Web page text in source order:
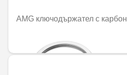
AMG ключодържател с карбон
86,98 € / 170,11 лв.